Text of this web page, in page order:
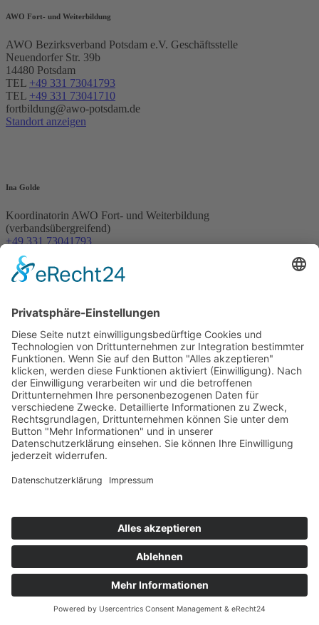
AWO Fort- und Weiterbildung
AWO Bezirksverband Potsdam e.V. Geschäftsstelle
Neuendorfer Str. 39b
14480 Potsdam
TEL +49 331 73041793
TEL +49 331 73041710
fortbildung@awo-potsdam.de
Standort anzeigen
Ina Golde
Koordinatorin AWO Fort- und Weiterbildung
(verbandsübergreifend)
+49 331 73041793
ina.golde1@awo-potsdam.de
Tina Kaplick
Verwaltungsmitarbeiterin
+49 331 730 41 710
tina.kaplick@awo-potsdam.de
Werde Mutige*r Mutmacher*in ganz in deiner Nähe!
Mutig,weil Menschen für uns im Mittelpunkt stehen
Sozial,weil wir nicht nur ein sozialer Träger, sondern auch ein
Vielfältig,weil die Arbeit mit Menschen jeden Tag anders ist
Auf unserer Karte findest du Stellenangebote ganz in deiner Nähe.
Werde Teil unseres Teams
Social Media Kanäle des